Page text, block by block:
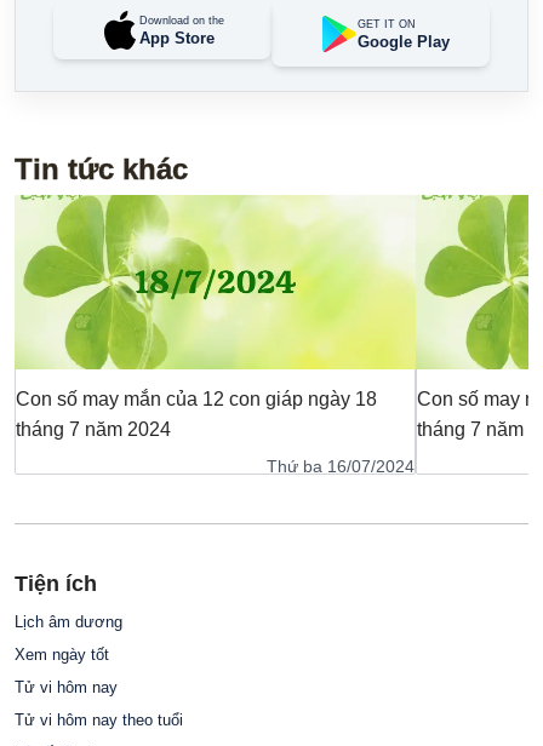
Download on the
App Store
GET IT ON
Google Play
Tin tức khác
Con số may mắn của 12 con giáp ngày 18
tháng 7 năm 2024
Thứ ba 16/07/2024
Con số may
tháng 7 năm
Tiện ích
Lịch âm dương
Xem ngày tốt
Tử vi hôm nay
Tử vi hôm nay theo tuổi